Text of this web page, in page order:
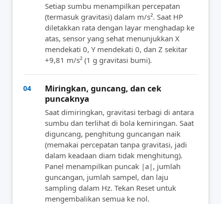
Setiap sumbu menampilkan percepatan
(termasuk gravitasi) dalam m/s². Saat HP
diletakkan rata dengan layar menghadap ke
atas, sensor yang sehat menunjukkan X
mendekati 0, Y mendekati 0, dan Z sekitar
+9,81 m/s² (1 g gravitasi bumi).
04
Miringkan, guncang, dan cek
puncaknya
Saat dimiringkan, gravitasi terbagi di antara
sumbu dan terlihat di bola kemiringan. Saat
diguncang, penghitung guncangan naik
(memakai percepatan tanpa gravitasi, jadi
dalam keadaan diam tidak menghitung).
Panel menampilkan puncak |a|, jumlah
guncangan, jumlah sampel, dan laju
sampling dalam Hz. Tekan Reset untuk
mengembalikan semua ke nol.